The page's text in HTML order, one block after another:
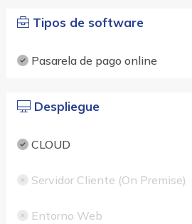
Tipos de software
Pasarela de pago online
Despliegue
CLOUD
Servidor Cliente (On Premise)
Entorno Web